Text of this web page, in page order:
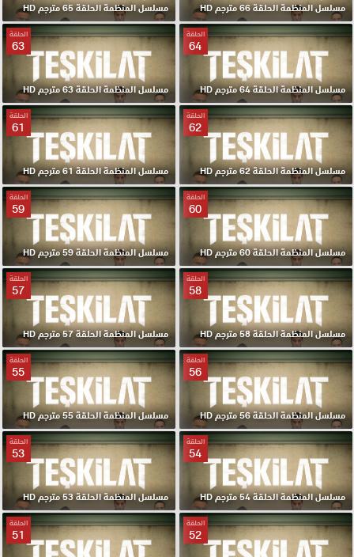
مسلسل المنظمة الحلقة 66 مترجم HD مسلسل المنظمة الحلقة 65 مترجم HD
الحلقة
64
مسلسل المنظمة الحلقة 64 مترجم HD
الحلقة
63
مسلسل المنظمة الحلقة 63 مترجم HD
الحلقة
62
مسلسل المنظمة الحلقة 62 مترجم HD
الحلقة
61
مسلسل المنظمة الحلقة 61 مترجم HD
الحلقة
60
مسلسل المنظمة الحلقة 60 مترجم HD
الحلقة
59
مسلسل المنظمة الحلقة 59 مترجم HD
الحلقة
58
مسلسل المنظمة الحلقة 58 مترجم HD
الحلقة
57
مسلسل المنظمة الحلقة 57 مترجم HD
الحلقة
56
مسلسل المنظمة الحلقة 56 مترجم HD
الحلقة
55
مسلسل المنظمة الحلقة 55 مترجم HD
الحلقة
54
مسلسل المنظمة الحلقة 54 مترجم HD
الحلقة
53
مسلسل المنظمة الحلقة 53 مترجم HD
الحلقة
52
الحلقة
51